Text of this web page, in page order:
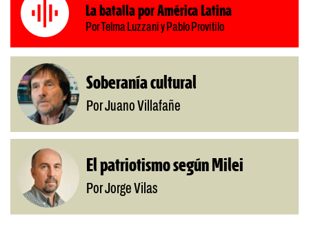
La batalla por América Latina
Por Telma Luzzani y Pablo Provitilo
Soberanía cultural
Por Juano Villafañe
El patriotismo según Milei
Por Jorge Vilas